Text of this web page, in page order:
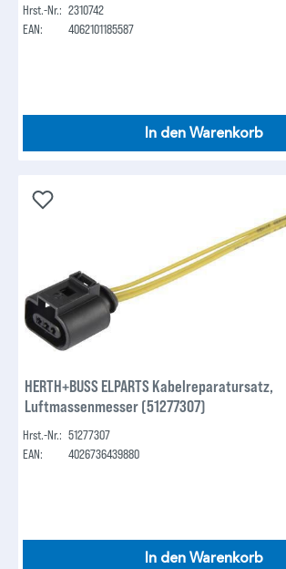
Hrst.-Nr.: 2310742
EAN:
4062101185587
In den Warenkorb
HERTH+BUSS ELPARTS Kabelreparatursatz,
Luftmassenmesser (51277307)
Hrst.-Nr.: 51277307
EAN:
4026736439880
In den Warenkorb